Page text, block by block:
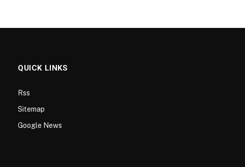
QUICK LINKS
Rss
Sitemap
Google News